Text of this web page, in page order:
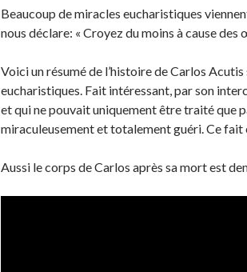
Beaucoup de miracles eucharistiques
nous déclare: « Croyez du moins à cause des
Voici un résumé de l’histoire de Carlos
eucharistiques. Fait intéressant, par son
et qui ne pouvait uniquement être traité que
miraculeusement et totalement guéri. Ce
Aussi le corps de Carlos après sa mort est